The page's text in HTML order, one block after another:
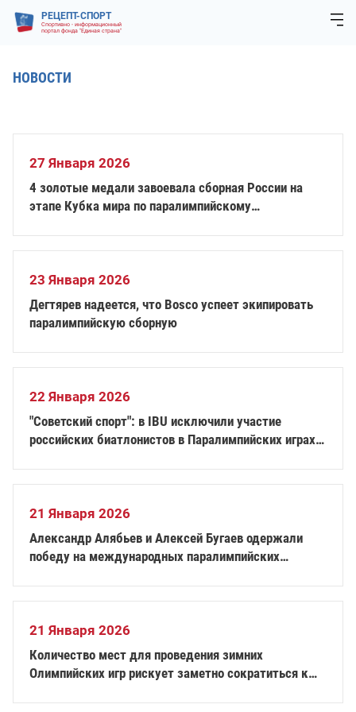
РЕЦЕПТ-СПОРТ
Спортивно - информационный
портал фонда "Единая страна"
НОВОСТИ
27 Января 2026
4 золотые медали завоевала сборная России на
этапе Кубка мира по паралимпийскому
23 Января 2026
Дегтярев надеется, что Bosco успеет экипировать
паралимпийскую сборную
22 Января 2026
"Советский спорт": в IBU исключили участие
российских биатлонистов в Паралимпийских играх
21 Января 2026
Александр Алябьев и Алексей Бугаев одержали
победу на международных паралимпийских
21 Января 2026
Количество мест для проведения зимних
Олимпийских игр рискует заметно сократиться к